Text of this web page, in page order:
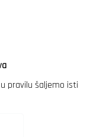
pravilu šaljemo isti